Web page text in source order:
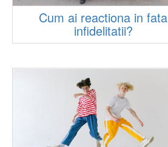
Cum ai reactiona in fata
infidelitatii?